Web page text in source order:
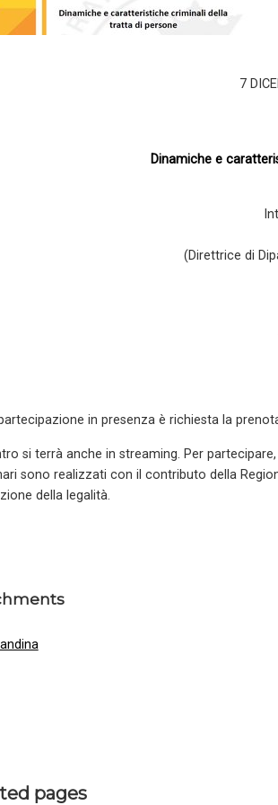
7
Dinamiche e
(Direttrice di
in presenza è richiesta la
si terrà anche in streaming. Per
sono realizzati con il contributo della
della legalità.
pages